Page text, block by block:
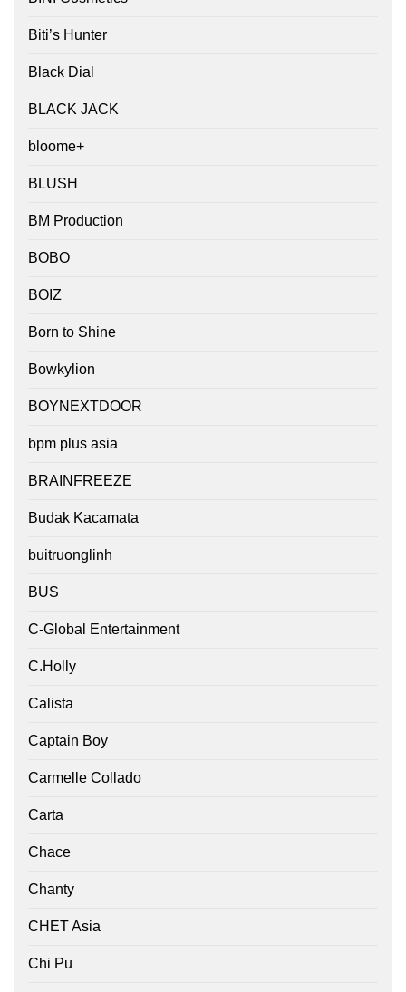
Biti’s Hunter
Black Dial
BLACK JACK
bloome+
BLUSH
BM Production
BOBO
BOIZ
Born to Shine
Bowkylion
BOYNEXTDOOR
bpm plus asia
BRAINFREEZE
Budak Kacamata
buitruonglinh
BUS
C-Global Entertainment
C.Holly
Calista
Captain Boy
Carmelle Collado
Carta
Chace
Chanty
CHET Asia
Chi Pu